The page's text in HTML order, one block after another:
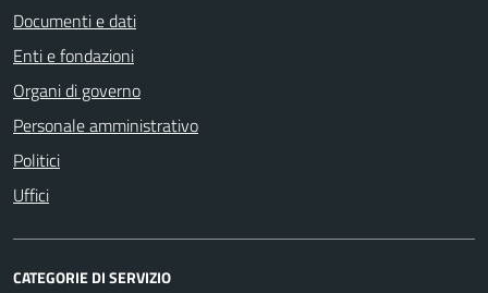
Documenti e dati
Enti e fondazioni
Organi di governo
Personale amministrativo
Politici
Uffici
CATEGORIE DI SERVIZIO